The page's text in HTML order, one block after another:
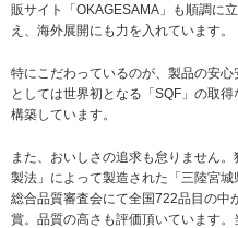
販サイト「OKAGESAMA」も順調に
え、海外展開にも力を入れています。
特にこだわっているのが、製品の安
としては世界初となる「SQF」の取
構築しています。
また、おいしさの追求も怠りません
製法」によって製造された「三陸宮
総合品質審査会にて全国722品目の中
賞。品質の高さも評価頂いています